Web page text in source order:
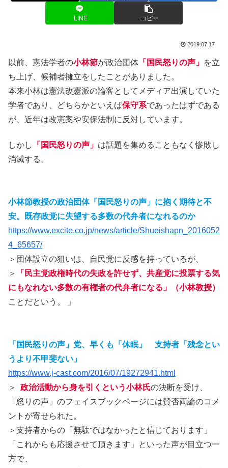
LINE コピー
2019.07.17
以前、憲法学者の小林節が政治団体 「国民怒りの声」 を立
ち上げ、候補者擁立をしたことがありました。
本来小林は憲法改憲派の論客としてメディア出演していた
学者であり、どちらかといえば保守系であったはずである
が、近年は改憲案や安保法制に反対しています。
しかし 「国民怒りの声」 は話題を集めることもなく惨敗し
消滅する。
小林節教授の政治団体「国民怒りの声」に抱く期待と不
安。既存政党に失望する多数の代弁者になれるのか
https://www.excite.co.jp/news/article/Shueishapn_2016052
4_65657/
＞団体設立の狙いは、自民党に反感を持っているが、
＞
「民主党政権時代の失政を許せず、共産党に投票する気
にもなれない多数の有権者の代弁者になる」（小林教授）
ことだという。 」
「国民怒りの声」党、早くも「休眠」 支持者「残念とい
うより不甲斐ない」
https://www.j-cast.com/2016/07/19272941.html
＞ 政治活動から身を引くという小林氏の決断を受け、
「怒りの声」のフェイスブックページには賛否両論のコメ
ントが寄せられた。
＞支持者からの「無駄ではなかったと信じております」
「これからも応援させて頂きます」といった声が目立つ一
方で、